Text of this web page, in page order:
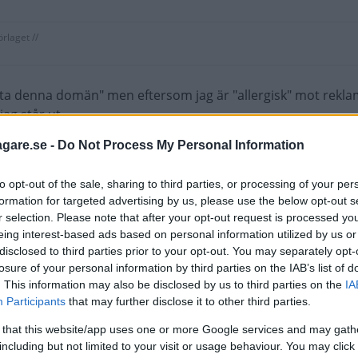
- Do Not Process My Personal Information
opt-out of the sale, sharing to third parties, or processing of your
for targeted advertising by us, please use the below opt-out
selection. Please note that after your opt-out request is processed
interest-based ads based on personal information utilized by us
to third parties prior to your opt-out. You may separately
of your personal information by third parties on the IAB’s list of
This information may also be disclosed by us to third parties on the
Participants that may further disclose it to other third parties.
that this website/app uses one or more Google services and may
but not limited to your visit or usage behaviour. You may
//
denna domän" men eftersom jag är "allergisk" mot
står ut.
dubbelt så svårt att se sanningen!
ögon. Är det inte samma pengapåsa som betalar era
liksom för driften av hemsidan och jag
(gissningsvis en relativt stor del av era intäkter
det inte lika lattjo att överösas med ointressant